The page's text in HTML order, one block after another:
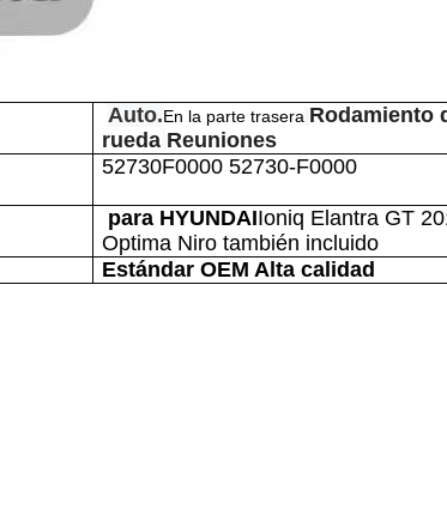
Auto.En la parte trasera Rodamiento
rueda Reuniones
52730F0000 52730-F0000
para HYUNDAIIoniq Elantra GT
Optima Niro también incluido
Estándar OEM Alta calidad